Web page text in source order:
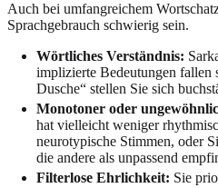
Auch bei umfangreichem
Sprachgebrauch schwierig sein.
Wörtliches Verständnis:
implizierte Bedeutungen
Dusche“ stellen Sie sich
Monotoner oder
hat vielleicht weniger
neurotypische Stimmen, oder
die andere als unpassend
Filterlose Ehrlichkeit: Sie